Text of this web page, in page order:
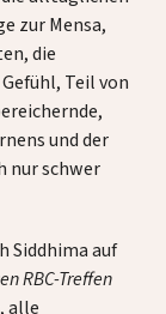
zur Mensa,
die
Teil von
und der
nur schwer
Siddhima auf
RBC-Treffen
alle